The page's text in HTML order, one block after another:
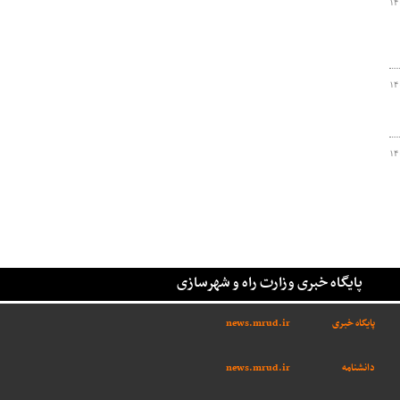
پایگاه خبری وزارت راه و شهرسازی
پایگاه خبری news.mrud.ir
دانشنامه
news.mrud.ir